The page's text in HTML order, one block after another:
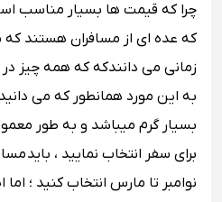
چرا که قیمت ها بسیار مناسب
که عده ای از مسافران هستند که
زمانی می دانندکه که همه چیز در
به این مورد همانطور که می
بسیار گرم میباشد و به طور
برای سفر انتخاب نمایید ، باید
نوامبر تا مارس انتخاب کنید ؛